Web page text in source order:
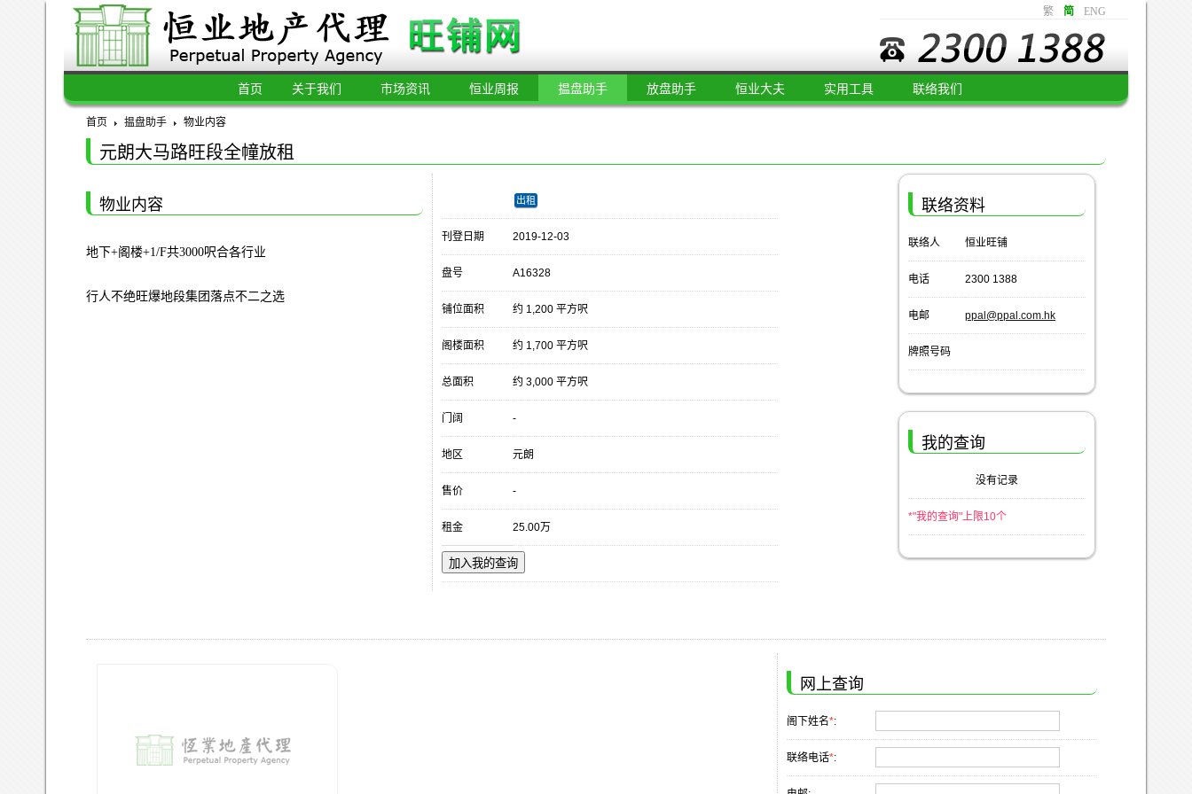
繁 简 ENG
首页 关于我们 市场资讯 恒业周报 揾盘助手 放盘助手 恒业大夫 实用工具 联络我们
首页 揾盘助手 物业内容
元朗大马路旺段全幢放租
物业内容
地下+阁楼+1/F共3000呎合各行业
行人不绝旺爆地段集团落点不二之选
出租
刊登日期 2019-12-03
盘号 A16328
铺位面积 约 1,200 平方呎
阁楼面积 约 1,700 平方呎
总面积 约 3,000 平方呎
门阔 -
地区 元朗
售价 -
租金 25.00万
加入我的查询
联络资料
联络人 恒业旺铺
电话 2300 1388
电邮 ppal@ppal.com.hk
牌照号码
我的查询
没有记录
*"我的查询"上限10个
网上查询
阁下姓名*:
联络电话*: